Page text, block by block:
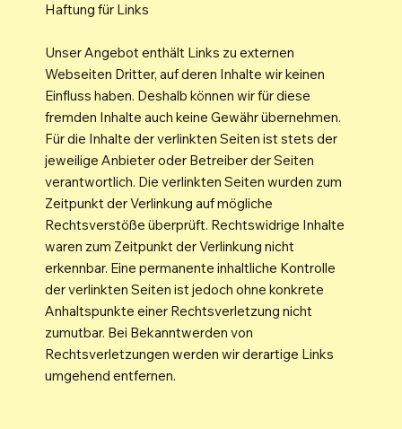
Haftung für Links
Unser Angebot enthält Links zu externen
Webseiten Dritter, auf deren Inhalte wir keinen
Einfluss haben. Deshalb können wir für diese
fremden Inhalte auch keine Gewähr übernehmen.
Für die Inhalte der verlinkten Seiten ist stets der
jeweilige Anbieter oder Betreiber der Seiten
verantwortlich. Die verlinkten Seiten wurden zum
Zeitpunkt der Verlinkung auf mögliche
Rechtsverstöße überprüft. Rechtswidrige Inhalte
waren zum Zeitpunkt der Verlinkung nicht
erkennbar. Eine permanente inhaltliche Kontrolle
der verlinkten Seiten ist jedoch ohne konkrete
Anhaltspunkte einer Rechtsverletzung nicht
zumutbar. Bei Bekanntwerden von
Rechtsverletzungen werden wir derartige Links
umgehend entfernen.